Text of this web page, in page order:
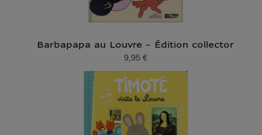
Barbapapa au Louvre - Édition collector
Prix ​​actuel
9,95 €